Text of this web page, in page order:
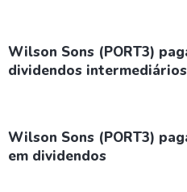
Wilson Sons (PORT3)
dividendos intermediários
Wilson Sons (PORT3)
em dividendos